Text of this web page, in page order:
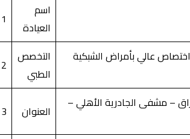
اسم
العيادة
1
عالي بأمراض الشبكية
التخصص
الطبي
2
– مشفى الجادرية الأهلي –
العنوان 3